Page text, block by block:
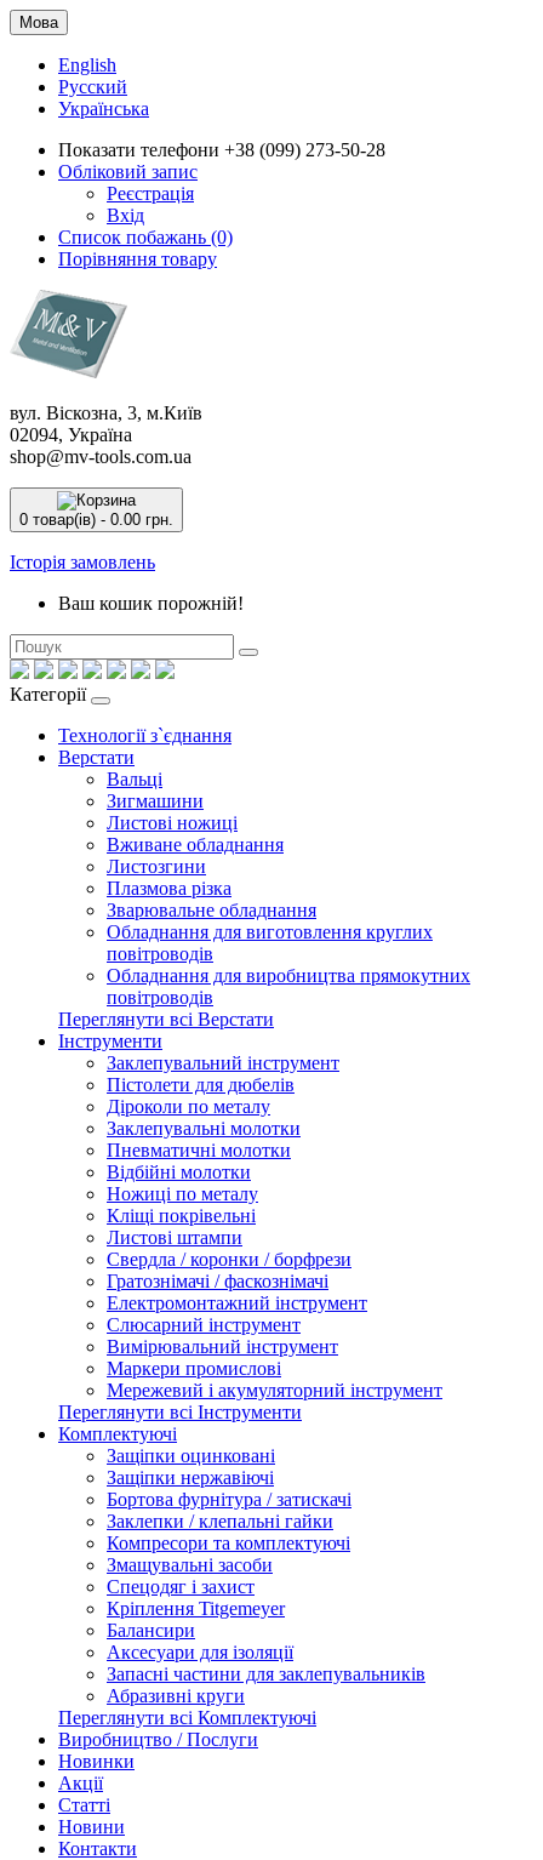
Мова
English
Русский
Українська
Показати телефони +38 (099) 273-50-28
Обліковий запис
Реєстрація
Вхід
Список побажань (0)
Порівняння товару
вул. Віскозна, 3, м.Київ
02094, Україна
shop@mv-tools.com.ua
0 товар(ів) - 0.00 грн.
Історія замовлень
Ваш кошик порожній!
Категорії
Технології з`єднання
Верстати
Вальці
Зигмашини
Листові ножиці
Вживане обладнання
Листозгини
Плазмова різка
Зварювальне обладнання
Обладнання для виготовлення круглих
повітроводів
Обладнання для виробництва прямокутних
повітроводів
Переглянути всі Верстати
Інструменти
Заклепувальний інструмент
Пістолети для дюбелів
Діроколи по металу
Заклепувальні молотки
Пневматичні молотки
Відбійні молотки
Ножиці по металу
Кліщі покрівельні
Листові штампи
Свердла / коронки / борфрези
Гратознімачі / фаскознімачі
Електромонтажний інструмент
Слюсарний інструмент
Вимірювальний інструмент
Маркери промислові
Мережевий і акумуляторний інструмент
Переглянути всі Інструменти
Комплектуючі
Защіпки оцинковані
Защіпки нержавіючі
Бортова фурнітура / затискачі
Заклепки / клепальні гайки
Компресори та комплектуючі
Змащувальні засоби
Спецодяг і захист
Кріплення Titgemeyer
Балансири
Аксесуари для ізоляції
Запасні частини для заклепувальників
Абразивні круги
Переглянути всі Комплектуючі
Виробництво / Послуги
Новинки
Акції
Статті
Новини
Контакти